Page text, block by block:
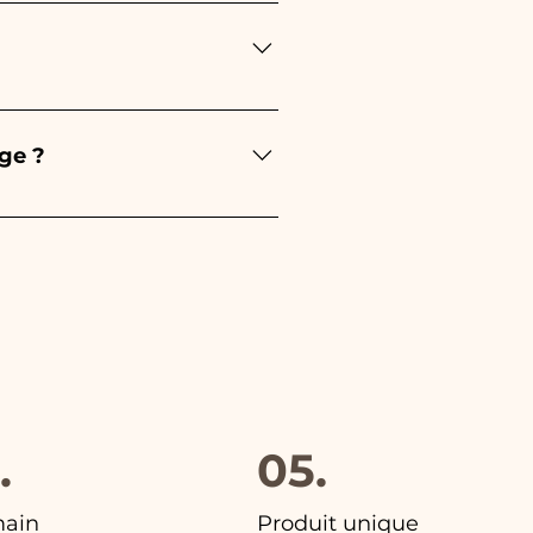
ce sera rouge
soin de vos commandes
?
De plus, dans toutes
05.
Produit unique